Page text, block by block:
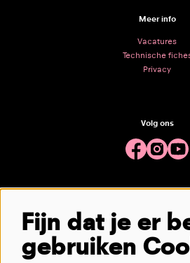
Meer info
Vacatures
Technische
Privacy
Volg ons
Meld je aan voor de
aanmelden
Fijn dat je er
gebruiken